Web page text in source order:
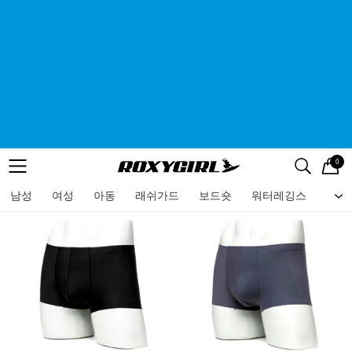
메뉴 검색
로고 0
남성 여성 아동 래쉬가드 보드숏 워터레깅스 비
메뉴